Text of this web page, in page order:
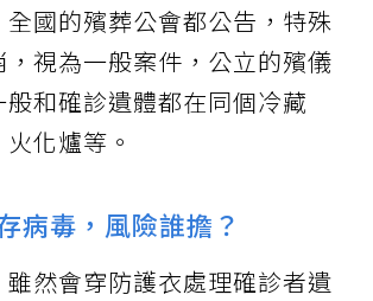
國的殯葬公會都公告，特殊
視為一般案件，公立的殯儀
和確診遺體都在同個冷藏
化爐等。
病毒，風險誰擔？
然會穿防護衣處理確診者遺